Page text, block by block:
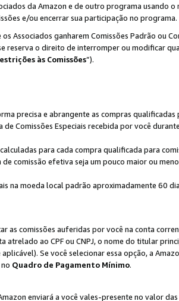
da Amazon e de outro programa usando
e/ou encerrar sua participação no programa.
Associados ganharem Comissões Padrão ou
reserva o direito de interromper ou modificar
às Comissões”).
precisa e abrangente as compras
Comissões Especiais recebida por você
para cada compra qualificada para
comissão efetiva seja um pouco maior ou
na moeda local padrão aproximadamente 60
as comissões auferidas por você na conta
atrelado ao CPF ou CNPJ, o nome do titular
Se você selecionar essa opção, a
Quadro de Pagamento Mínimo.
enviará a você vales-presente no valor